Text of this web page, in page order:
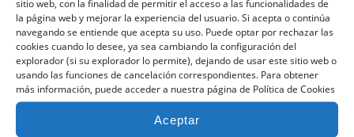
sitio web, con la finalidad de permitir el acceso a las funcionalidades de
la página web y mejorar la experiencia del usuario. Si acepta o continúa
navegando se entiende que acepta su uso. Puede optar por rechazar las
cookies cuando lo desee, ya sea cambiando la configuración del
explorador (si su explorador lo permite), dejando de usar este sitio web o
usando las funciones de cancelación correspondientes. Para obtener
más información, puede acceder a nuestra página de Política de Cookies
Aceptar
noviembre 2024
octubre 2024
septiembre 2024